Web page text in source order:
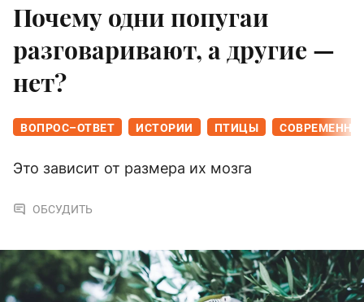
Почему одни попугаи
разговаривают, а другие —
нет?
ВОПРОС–ОТВЕТ ИСТОРИИ ПТИЦЫ
Это зависит от размера их мозга
ОБСУДИТЬ